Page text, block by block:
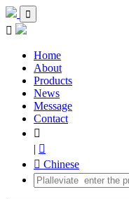


Home
About
Products
News
Message
Contact

| 
 Chinese